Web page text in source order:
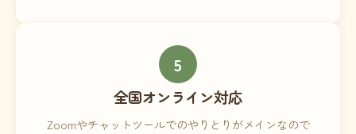
5
全国オンライン対応
Zoomやチャットツールでのやりとりがメインなので